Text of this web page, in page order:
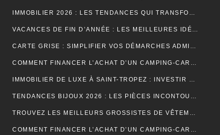
IMMOBILIER 2026 : LES TENDANCES QUI TRANSFORMENT LE MARCHÉ DE LA LOCATION
VACANCES DE FIN D’ANNÉE : LES MEILLEURES IDÉES POUR CÉLÉBRER LES FÊTES
CARTE GRISE : SIMPLIFIER VOS DÉMARCHES ADMINISTRATIVES
COMMENT FINANCER L’ACHAT D’UN CAMPING-CAR : CRÉDIT, LEASING OU PAIEMENT COMPTANT ?
IMMOBILIER DE LUXE À SAINT-TROPEZ : INVESTIR DANS UN ART DE VIVRE
TENDANCES BIJOUX 2026 : LES PIÈCES INCONTOURNABLES À PORTER CETTE ANNÉE
TROUVEZ LES MEILLEURS GROSSISTES DE VÊTEMENTS PAT PATROUILLE POUR BOOSTER VOTRE ACTIVITÉ DE REVENTE RENTABLE
COMMENT FINANCER L’ACHAT D’UN CAMPING-CAR : CRÉDIT, LEASING OU PAIEMENT COMPTANT ?